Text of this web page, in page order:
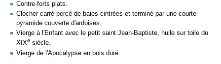
Contre-forts plats.
Clocher carré percé de baies cintrées et terminé par une courte
pyramide couverte d'ardoises.
Vierge à l'Enfant avec le petit saint Jean-Baptiste, huile sur toile du
XIXe siècle.
Vierge de l'Apocalypse en bois doré.